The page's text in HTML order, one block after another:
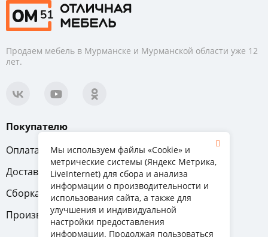
Продаем мебель в Мурманске и Мурманской области уже 12
лет.
Покупателю
Оплата
Вопрос-ответ
Доставка
Обмен и возврат
Сборка
Гарантия
Производители
Мы используем файлы «Cookie» и
метрические системы (Яндекс Метрика,
LiveInternet) для сбора и анализа
информации о производительности и
использования сайта, а также для
улучшения и индивидуальной
настройки предоставления
информации. Продолжая пользоваться